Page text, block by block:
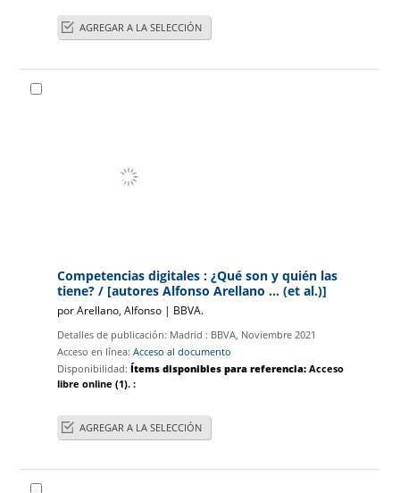
AGREGAR A LA SELECCIÓN
Competencias digitales: ¿Qué son y quién las
tiene?/ [autores Alfonso Arellano ... (et al.)]
porArellano, Alfonso | BBVA.
Detalles de publicación: Madrid : BBVA, Noviembre 2021
Acceso en línea:Acceso al documento
Disponibilidad:Ítems disponibles para referencia:Acceso
libre online (1).:
AGREGAR A LA SELECCIÓN